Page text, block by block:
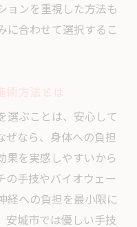
ョンを重視した方法も
に合わせて選択するこ
選ぶことは、安心して
ぜなら、身体への負担
果を実感しやすいから
の手技やバイオウェー
経への負担を最小限に
安城市では優しい手技